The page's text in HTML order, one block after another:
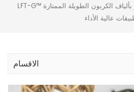
LFT-G™ بولي بروبيلين متجانس معزز بألياف الكربون الطويلة الممتازة
عالية الأداء
الاقسام